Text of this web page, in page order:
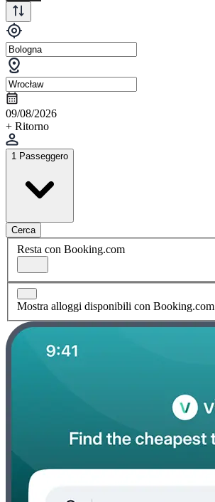
09/08/2026
+ Ritorno
1 Passeggero
Cerca
Resta con Booking.com
Mostra alloggi disponibili con Booking.com